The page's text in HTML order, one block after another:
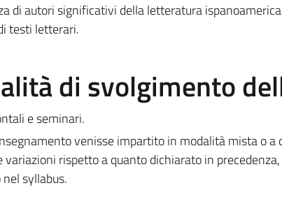
di autori significativi della letteratura
testi letterari.
di svolgimento
e seminari.
venisse impartito in modalità mista o
variazioni rispetto a quanto dichiarato in
syllabus.